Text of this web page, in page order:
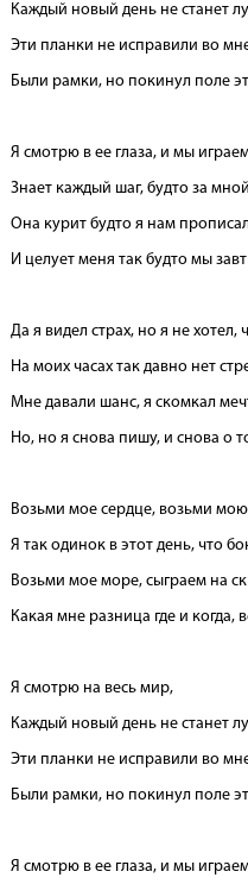
Каждый новый день не станет
Эти планки не исправили во
Были рамки, но покинул поле
Я смотрю в ее глаза, и мы
Знает каждый шаг, будто за
Она курит будто я нам
И целует меня так будто мы
Да я видел страх, но я не
На моих часах так давно нет
Мне давали шанс, я скомкал
Но, но я снова пишу, и снова о
Возьми мое сердце, возьми
Я так одинок в этот день, что
Возьми мое море, сыграем на
Какая мне разница где и когда,
Я смотрю на весь мир,
Каждый новый день не станет
Эти планки не исправили во
Были рамки, но покинул поле
Я смотрю в ее глаза, и мы